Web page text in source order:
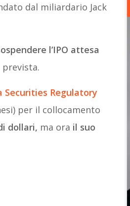
dal miliardario Jack
l’IPO attesa
Securities Regulatory
per il collocamento
dollari, ma ora il suo